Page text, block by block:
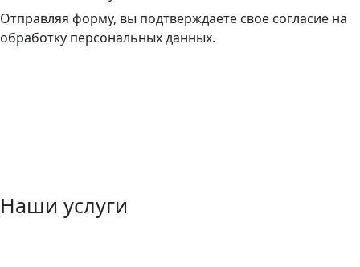
Отправляя форму, вы подтверждаете свое согласие на
обработку персональных данных.
Наши услуги